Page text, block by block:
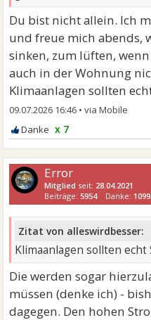
Du bist nicht allein. Ich
und freue mich abends,
sinken, zum lüften,
auch in der Wohnung
Klimaanlagen sollten
09.07.2026 16:46 •
x 7
Error
Mitglied seit: 28.04.2021
Beiträge:5954 Danke:
Zitat von alleswirdbesser:
Klimaanlagen sollten echt
Die werden sogar
müssen (denke ich) -
dagegen. Den hohen